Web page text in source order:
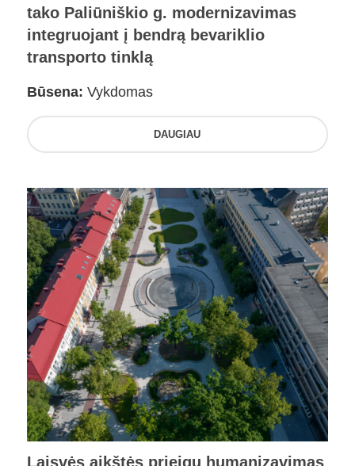
tako Paliūniškio g. modernizavimas
integruojant į bendrą bevariklio
transporto tinklą
Būsena: Vykdomas
DAUGIAU
Laisvės aikštės prieigų humanizavimas